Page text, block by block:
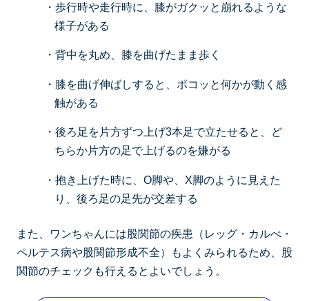
・歩行時や走行時に、膝がガクッと崩れるような
様子がある
・背中を丸め、膝を曲げたまま歩く
・膝を曲げ伸ばしすると、ポコッと何かが動く感
触がある
・後ろ足を片方ずつ上げ3本足で立たせると、ど
ちらか片方の足で上げるのを嫌がる
・抱き上げた時に、O脚や、X脚のように見えた
り、後ろ足の足先が交差する
また、ワンちゃんには股関節の疾患（レッグ・カルべ・
ペルテス病や股関節形成不全）もよくみられるため、股
関節のチェックも行えるとよいでしょう。